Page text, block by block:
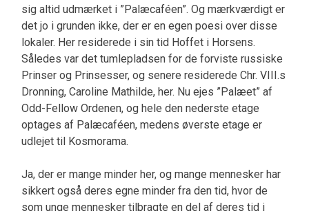
sig altid udmærket i ”Palæcaféen”. Og mærkværdigt er
det jo i grunden ikke, der er en egen poesi over disse
lokaler. Her residerede i sin tid Hoffet i Horsens.
Således var det tumlepladsen for de forviste russiske
Prinser og Prinsesser, og senere residerede Chr. VIII.s
Dronning, Caroline Mathilde, her. Nu ejes ”Palæet” af
Odd-Fellow Ordenen, og hele den nederste etage
optages af Palæcaféen, medens øverste etage er
udlejet til Kosmorama.
Ja, der er mange minder her, og mange mennesker har
sikkert også deres egne minder fra den tid, hvor de
som unge mennesker tilbragte en del af deres tid i